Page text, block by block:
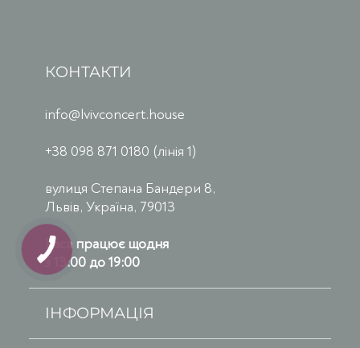
КОНТАКТИ
info@lvivconcert.house
+38 098 871 0180 (лінія 1)
вулиця Степана Бандери 8,
Львів, Україна, 79013
Каса працює щодня
з 13:00 до 19:00
ІНФОРМАЦІЯ